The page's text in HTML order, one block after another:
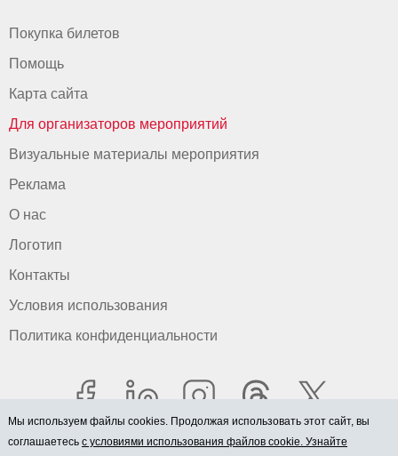
Покупка билетов
Помощь
Карта сайта
Для организаторов мероприятий
Визуальные материалы мероприятия
Реклама
О нас
Логотип
Контакты
Условия использования
Политика конфиденциальности
Мы используем файлы cookies. Продолжая использовать этот сайт, вы
соглашаетесь с условиями использования файлов cookie. Узнайте